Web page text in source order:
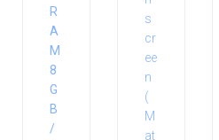
R
A
M
8
G
B
/